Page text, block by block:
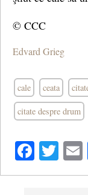
© CCC
Edvard Grieg
cale ceata
citate despre drum